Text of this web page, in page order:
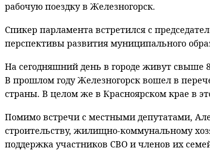
рабочую поездку в Железногорск.
Спикер парламента встретился с
перспективы развития муниципального
На сегодняшний день в городе живут свыше
В прошлом году Железногорск вошел в
страны. В целом же в Красноярском крае в
Помимо встречи с местными депутатами,
строительству, жилищно-коммунальному
поддержка участников СВО и членов их